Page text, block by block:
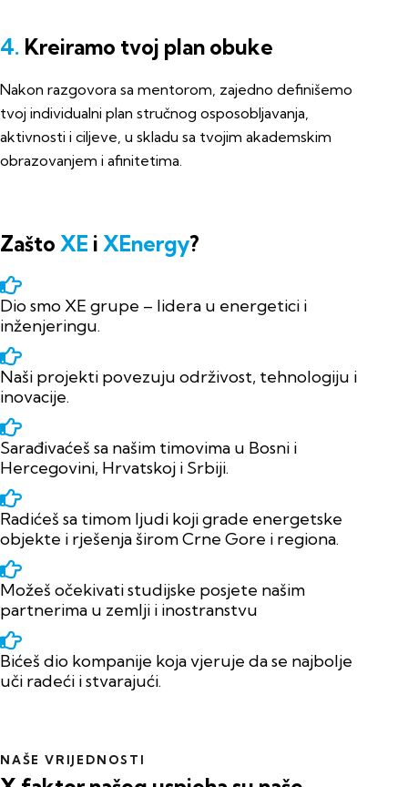
4. Kreiramo tvoj plan obuke
Nakon razgovora sa mentorom, zajedno definišemo
tvoj individualni plan stručnog osposobljavanja,
aktivnosti i ciljeve, u skladu sa tvojim akademskim
obrazovanjem i afinitetima.
Zašto XE i XEnergy?
Dio smo XE grupe – lidera u energetici i
inženjeringu.
Naši projekti povezuju održivost, tehnologiju i
inovacije.
Sarađivaćeš sa našim timovima u Bosni i
Hercegovini, Hrvatskoj i Srbiji.
Radićeš sa timom ljudi koji grade energetske
objekte i rješenja širom Crne Gore i regiona.
Možeš očekivati studijske posjete našim
partnerima u zemlji i inostranstvu
Bićeš dio kompanije koja vjeruje da se najbolje
uči radeći i stvarajući.
NAŠE VRIJEDNOSTI